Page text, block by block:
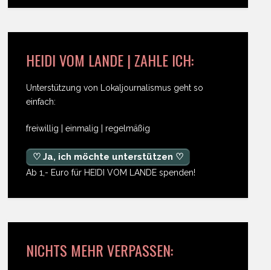
HEIDI VOM LANDE | ZAHLE ICH:
Unterstützung von Lokaljournalismus geht so
einfach:
freiwillig | einmalig | regelmäßig
♡ Ja, ich möchte unterstützen ♡
Ab 1,- Euro für HEIDI VOM LANDE spenden!
NICHTS MEHR VERPASSEN: